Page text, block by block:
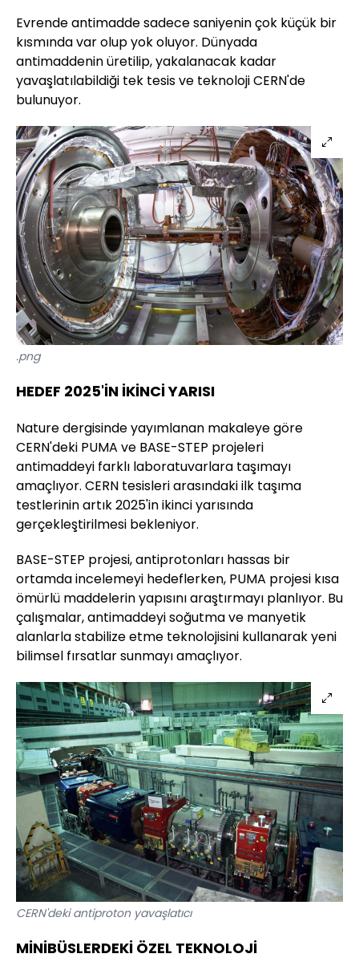
Evrende antimadde sadece saniyenin çok küçük bir
kısmında var olup yok oluyor. Dünyada
antimaddenin üretilip, yakalanacak kadar
yavaşlatılabildiği tek tesis ve teknoloji CERN'de
bulunuyor.
.png
HEDEF 2025'İN İKİNCİ YARISI
Nature dergisinde yayımlanan makaleye göre
CERN'deki PUMA ve BASE-STEP projeleri
antimaddeyi farklı laboratuvarlara taşımayı
amaçlıyor. CERN tesisleri arasındaki ilk taşıma
testlerinin artık 2025'in ikinci yarısında
gerçekleştirilmesi bekleniyor.
BASE-STEP projesi, antiprotonları hassas bir
ortamda incelemeyi hedeflerken, PUMA projesi kısa
ömürlü maddelerin yapısını araştırmayı planlıyor. Bu
çalışmalar, antimaddeyi soğutma ve manyetik
alanlarla stabilize etme teknolojisini kullanarak yeni
bilimsel fırsatlar sunmayı amaçlıyor.
CERN'deki antiproton yavaşlatıcı
MİNİBÜSLERDEKİ ÖZEL TEKNOLOJİ